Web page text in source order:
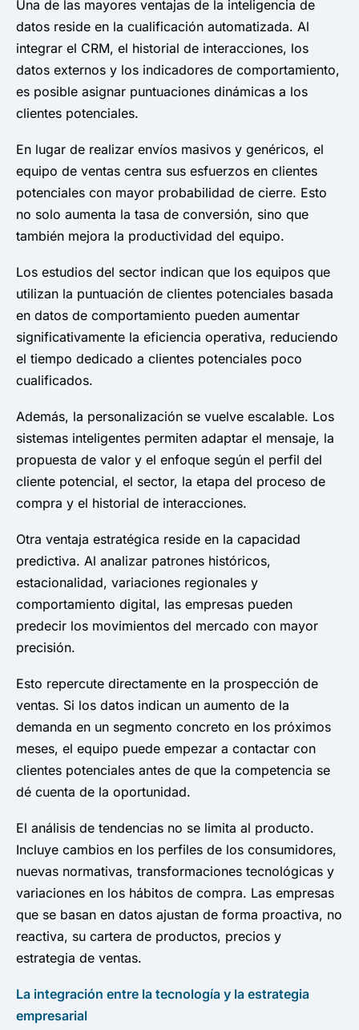
Una de las mayores ventajas de la inteligencia de
datos reside en la cualificación automatizada. Al
integrar el CRM, el historial de interacciones, los
datos externos y los indicadores de comportamiento,
es posible asignar puntuaciones dinámicas a los
clientes potenciales.
En lugar de realizar envíos masivos y genéricos, el
equipo de ventas centra sus esfuerzos en clientes
potenciales con mayor probabilidad de cierre. Esto
no solo aumenta la tasa de conversión, sino que
también mejora la productividad del equipo.
Los estudios del sector indican que los equipos que
utilizan la puntuación de clientes potenciales basada
en datos de comportamiento pueden aumentar
significativamente la eficiencia operativa, reduciendo
el tiempo dedicado a clientes potenciales poco
cualificados.
Además, la personalización se vuelve escalable. Los
sistemas inteligentes permiten adaptar el mensaje, la
propuesta de valor y el enfoque según el perfil del
cliente potencial, el sector, la etapa del proceso de
compra y el historial de interacciones.
Otra ventaja estratégica reside en la capacidad
predictiva. Al analizar patrones históricos,
estacionalidad, variaciones regionales y
comportamiento digital, las empresas pueden
predecir los movimientos del mercado con mayor
precisión.
Esto repercute directamente en la prospección de
ventas. Si los datos indican un aumento de la
demanda en un segmento concreto en los próximos
meses, el equipo puede empezar a contactar con
clientes potenciales antes de que la competencia se
dé cuenta de la oportunidad.
El análisis de tendencias no se limita al producto.
Incluye cambios en los perfiles de los consumidores,
nuevas normativas, transformaciones tecnológicas y
variaciones en los hábitos de compra. Las empresas
que se basan en datos ajustan de forma proactiva, no
reactiva, su cartera de productos, precios y
estrategia de ventas.
La integración entre la tecnología y la estrategia
empresarial